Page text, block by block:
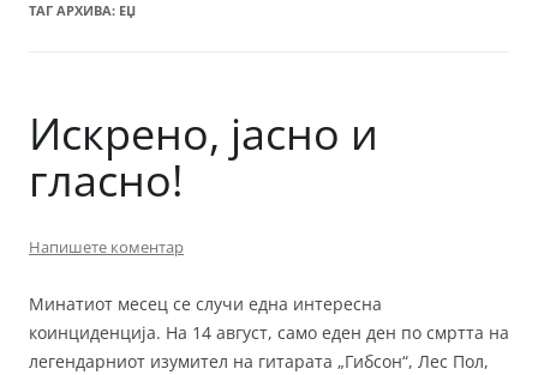
ТАГ АРХИВА: ЕЏ
Искрено, јасно и
гласно!
Напишете коментар
Минатиот месец се случи една интересна
коинциденција. На 14 август, само еден ден по смртта на
легендарниот изумител на гитарата „Гибсон“, Лес Пол,